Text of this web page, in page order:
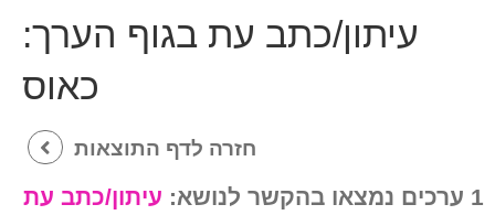
עיתון/כתב עת בגוף הערך:
כאוס
חזרה לדף התוצאות
1 ערכים נמצאו בהקשר לנושא:
עיתון/כתב עת